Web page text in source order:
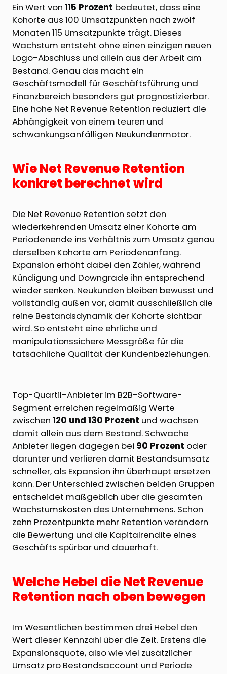
Ein Wert von 115 Prozent bedeutet, dass eine
Kohorte aus 100 Umsatzpunkten nach zwölf
Monaten 115 Umsatzpunkte trägt. Dieses
Wachstum entsteht ohne einen einzigen neuen
Logo-Abschluss und allein aus der Arbeit am
Bestand. Genau das macht ein
Geschäftsmodell für Geschäftsführung und
Finanzbereich besonders gut prognostizierbar.
Eine hohe Net Revenue Retention reduziert die
Abhängigkeit von einem teuren und
schwankungsanfälligen Neukundenmotor.
Wie Net Revenue Retention
konkret berechnet wird
Die Net Revenue Retention setzt den
wiederkehrenden Umsatz einer Kohorte am
Periodenende ins Verhältnis zum Umsatz genau
derselben Kohorte am Periodenanfang.
Expansion erhöht dabei den Zähler, während
Kündigung und Downgrade ihn entsprechend
wieder senken. Neukunden bleiben bewusst und
vollständig außen vor, damit ausschließlich die
reine Bestandsdynamik der Kohorte sichtbar
wird. So entsteht eine ehrliche und
manipulationssichere Messgröße für die
tatsächliche Qualität der Kundenbeziehungen.
Top-Quartil-Anbieter im B2B-Software-
Segment erreichen regelmäßig Werte
zwischen 120 und 130 Prozent und wachsen
damit allein aus dem Bestand. Schwache
Anbieter liegen dagegen bei 90 Prozent oder
darunter und verlieren damit Bestandsumsatz
schneller, als Expansion ihn überhaupt ersetzen
kann. Der Unterschied zwischen beiden Gruppen
entscheidet maßgeblich über die gesamten
Wachstumskosten des Unternehmens. Schon
zehn Prozentpunkte mehr Retention verändern
die Bewertung und die Kapitalrendite eines
Geschäfts spürbar und dauerhaft.
Welche Hebel die Net Revenue
Retention nach oben bewegen
Im Wesentlichen bestimmen drei Hebel den
Wert dieser Kennzahl über die Zeit. Erstens die
Expansionsquote, also wie viel zusätzlicher
Umsatz pro Bestandsaccount und Periode